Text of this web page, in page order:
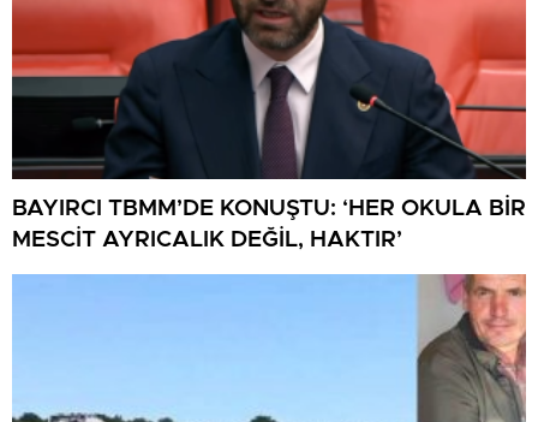
BAYIRCI TBMM’DE KONUŞTU: ‘HER OKULA BİR
MESCİT AYRICALIK DEĞİL, HAKTIR’